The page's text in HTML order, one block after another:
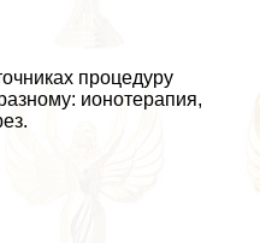
процедуру
ионотерапия,